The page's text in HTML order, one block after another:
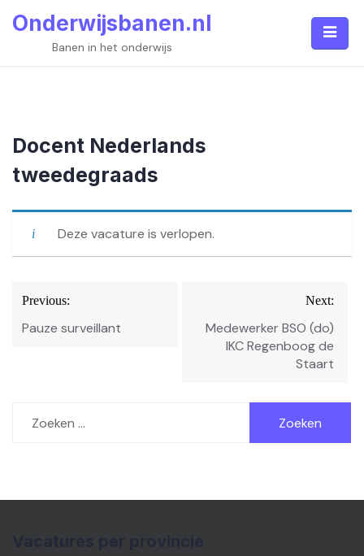
Onderwijsbanen.nl
Banen in het onderwijs
Docent Nederlands
tweedegraads
Deze vacature is verlopen.
Bericht
navigatie
Previous:
Pauze surveillant
Next:
Medewerker BSO (do)
IKC Regenboog de
Staart
naar: